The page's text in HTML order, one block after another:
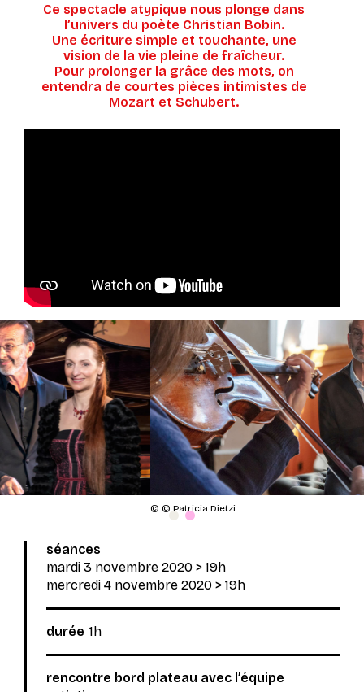
Ce spectacle atypique nous plonge dans
l’univers du poète Christian Bobin.
Une écriture simple et touchante, une
vision de la vie pleine de fraîcheur.
Pour prolonger la grâce des mots, on
entendra de courtes pièces intimistes de
Mozart et Schubert.
Spectacle affiché
Spectacle affiché
séances
mardi 3 novembre 2020 > 19h
mercredi 4 novembre 2020 > 19h
durée 1h
rencontre bord plateau avec l’équipe